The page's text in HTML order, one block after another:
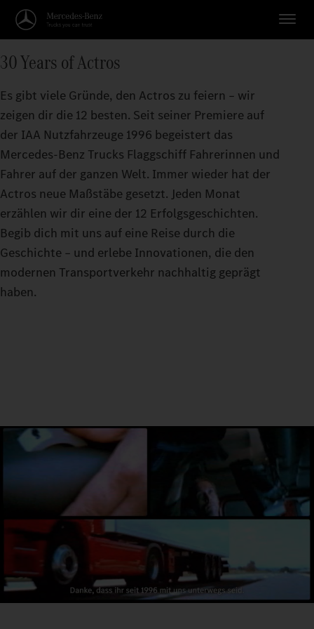
30 Years of Actros
Es gibt viele Gründe, den Actros zu feiern – wir
zeigen dir die 12 besten. Seit seiner Premiere auf
der IAA Nutzfahrzeuge 1996 begeistert das
Mercedes‑Benz Trucks Flaggschiff Fahrerinnen und
Fahrer auf der ganzen Welt. Immer wieder hat der
Actros neue Maßstäbe gesetzt. Jeden Monat
erzählen wir dir eine der 12 Erfolgsgeschichten.
Begib dich mit uns auf eine Reise durch die
Geschichte – und erlebe Innovationen, die den
modernen Transportverkehr nachhaltig geprägt
haben.